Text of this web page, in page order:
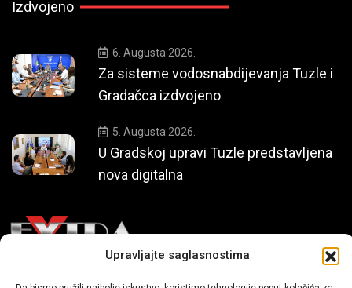
Upravljajte saglasnostima
Izdvojeno
6. Augusta 2026.
Za sisteme vodosnabdijevanja Tuzle i
Gradačca izdvojeno
5. Augusta 2026.
U Gradskoj upravi Tuzle predstavljena
nova digitalna